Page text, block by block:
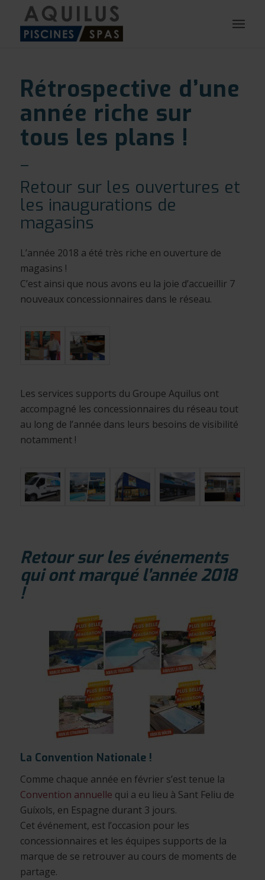
Rétrospective d’une
année riche sur
tous les plans !
–
Retour sur les ouvertures et
les inaugurations de
magasins
L’année 2018 a été très riche en ouverture de
magasins !
C’est ainsi que nous avons eu la joie d’accueillir 7
nouveaux concessionnaires dans le réseau.
Les services supports du Groupe Aquilus ont
accompagné les concessionnaires du réseau tout
au long de l’année dans leurs besoins de visibilité
notamment !
Retour sur les événements
qui ont marqué l’année 2018
!
La Convention Nationale !
Comme chaque année en février s’est tenue la
Convention annuelle qui a eu lieu à Sant Feliu de
Guíxols, en Espagne durant 3 jours.
Cet événement, est l’occasion pour les
concessionnaires et les équipes supports de la
marque de se retrouver au cours de moments de
partage.